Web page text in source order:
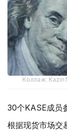
Коллаж:
30个KASE成员
根据现货市场交